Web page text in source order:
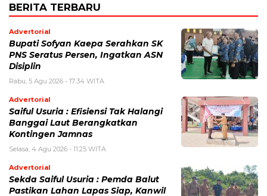
BERITA TERBARU
Advertorial
Bupati Sofyan Kaepa Serahkan SK
PNS Seratus Persen, Ingatkan ASN
Disiplin
Rabu, 5 Agu 2026 - 17:34 WITA
Advertorial
Saiful Usuria : Efisiensi Tak Halangi
Banggai Laut Berangkatkan
Kontingen Jamnas
Selasa, 4 Agu 2026 - 11:25 WITA
Advertorial
Sekda Saiful Usuria : Pemda Balut
Pastikan Lahan Lapas Siap, Kanwil